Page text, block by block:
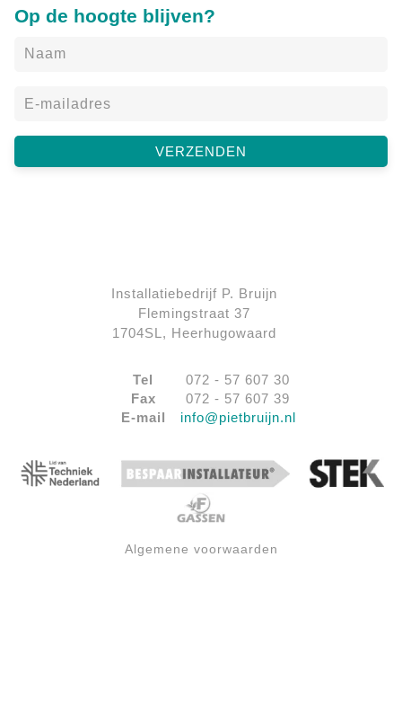
Op de hoogte blijven?
Installatiebedrijf P. Bruijn
Flemingstraat 37
1704SL, Heerhugowaard
Tel
072 - 57 607 30
Fax
072 - 57 607 39
E-mail
info@pietbruijn.nl
Algemene voorwaarden